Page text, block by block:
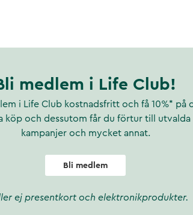
medlem i Life Club!
i Life Club kostnadsfritt och få 10%* på
köp och dessutom får du förtur till utvalda
kampanjer och mycket annat.
Bli medlem
ej presentkort och elektronikprodukter.